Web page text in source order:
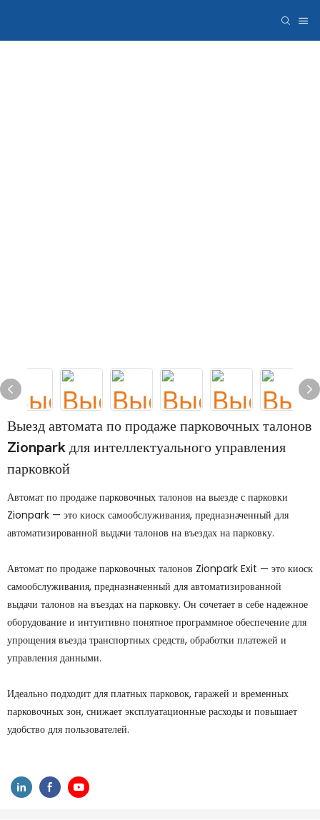
Выезд автомата по продаже парковочных талонов
Zionpark для интеллектуального управления
парковкой
Автомат по продаже парковочных талонов на выезде с парковки
Zionpark — это киоск самообслуживания, предназначенный для
автоматизированной выдачи талонов на въездах на парковку.
Автомат по продаже парковочных талонов Zionpark Exit — это киоск
самообслуживания, предназначенный для автоматизированной
выдачи талонов на въездах на парковку. Он сочетает в себе надежное
оборудование и интуитивно понятное программное обеспечение для
упрощения въезда транспортных средств, обработки платежей и
управления данными.
Идеально подходит для платных парковок, гаражей и временных
парковочных зон, снижает эксплуатационные расходы и повышает
удобство для пользователей.